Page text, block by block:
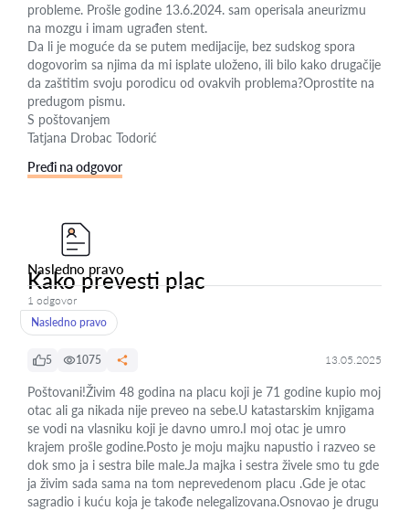
probleme. Prošle godine 13.6.2024. sam operisala aneurizmu
na mozgu i imam ugrađen stent.
Da li je moguće da se putem medijacije, bez sudskog spora
dogovorim sa njima da mi isplate uloženo, ili bilo kako drugačije
da zaštitim svoju porodicu od ovakvih problema?Oprostite na
predugom pismu.
S poštovanjem
Tatjana Drobac Todorić
Pređi na odgovor
Nasledno pravo
Kako prevesti plac
1 odgovor
Nasledno pravo
5 1075 13.05.2025
Poštovani!Živim 48 godina na placu koji je 71 godine kupio moj
otac ali ga nikada nije preveo na sebe.U katastarskim knjigama
se vodi na vlasniku koji je davno umro.I moj otac je umro
krajem prošle godine.Posto je moju majku napustio i razveo se
dok smo ja i sestra bile male.Ja majka i sestra živele smo tu gde
ja živim sada sama na tom neprevedenom placu .Gde je otac
sagradio i kuću koja je takođe nelegalizovana.Osnovao je drugu